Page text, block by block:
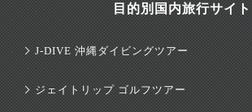
目的別国内旅行サイト
J-DIVE 沖縄ダイビングツアー
ジェイトリップ ゴルフツアー